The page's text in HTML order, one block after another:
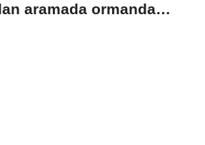
aramada ormanda